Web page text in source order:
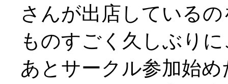
さんが出店している
ものすごく久しぶり
あとサークル参加始